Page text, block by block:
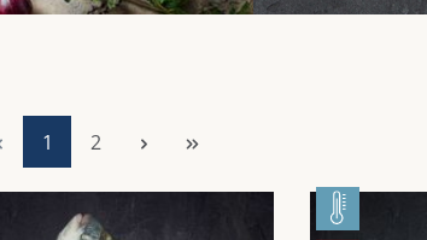
Seite
1 Seite
2